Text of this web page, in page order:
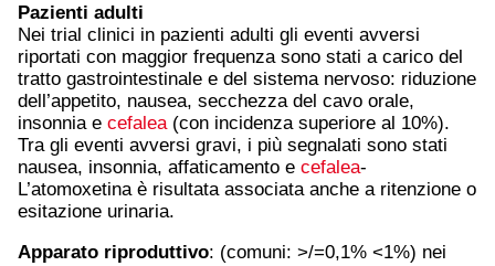
Pazienti adulti
Nei trial clinici in pazienti adulti gli eventi avversi
riportati con maggior frequenza sono stati a carico del
tratto gastrointestinale e del sistema nervoso: riduzione
dell’appetito, nausea, secchezza del cavo orale,
insonnia e cefalea(con incidenza superiore al 10%).
Tra gli eventi avversi gravi, i più segnalati sono stati
nausea, insonnia, affaticamento e cefalea-
L’atomoxetina è risultata associata anche a ritenzione o
esitazione urinaria.
Apparato riproduttivo: (comuni: >/=0,1% <1%) nei